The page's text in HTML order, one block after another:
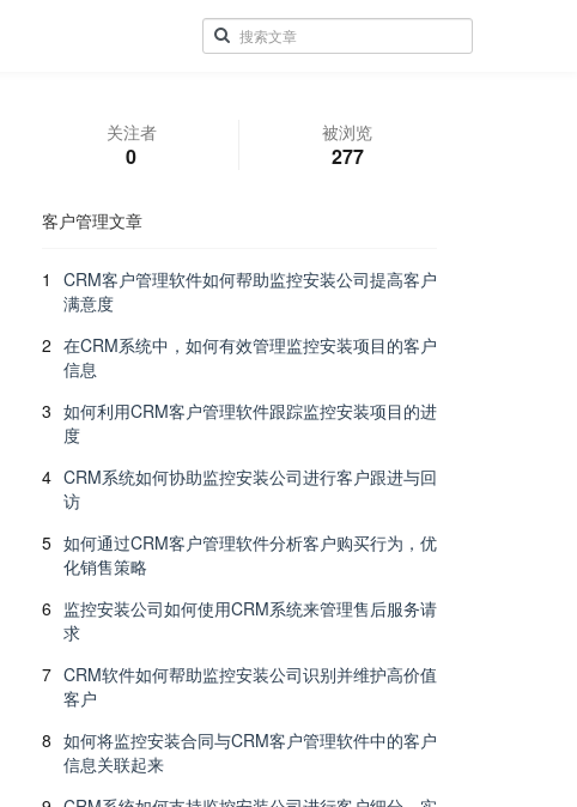
关注者
0
被浏览
277
客户管理文章
1
CRM客户管理软件如何帮助监控安装公司提高客户
满意度
2 在CRM系统中，如何有效管理监控安装项目的客户
信息
3 如何利用CRM客户管理软件跟踪监控安装项目的进
度
4 CRM系统如何协助监控安装公司进行客户跟进与回
访
5 如何通过CRM客户管理软件分析客户购买行为，优
化销售策略
6 监控安装公司如何使用CRM系统来管理售后服务请
求
7 CRM软件如何帮助监控安装公司识别并维护高价值
客户
8 如何将监控安装合同与CRM客户管理软件中的客户
信息关联起来